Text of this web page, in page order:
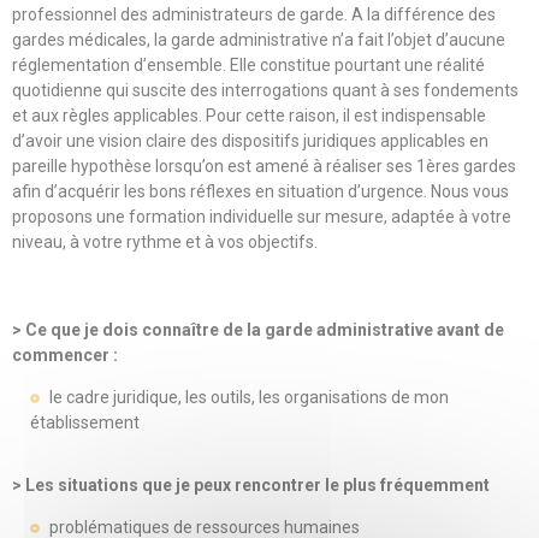
professionnel des administrateurs de garde. A la différence des
gardes médicales, la garde administrative n’a fait l’objet d’aucune
réglementation d’ensemble. Elle constitue pourtant une réalité
quotidienne qui suscite des interrogations quant à ses fondements
et aux règles applicables. Pour cette raison, il est indispensable
d’avoir une vision claire des dispositifs juridiques applicables en
pareille hypothèse lorsqu’on est amené à réaliser ses 1ères gardes
afin d’acquérir les bons réflexes en situation d’urgence. Nous vous
proposons une formation individuelle sur mesure, adaptée à votre
niveau, à votre rythme et à vos objectifs.
> Ce que je dois connaître de la garde administrative avant de
commencer :
le cadre juridique, les outils, les organisations de mon
établissement
> Les situations que je peux rencontrer le plus fréquemment
problématiques de ressources humaines